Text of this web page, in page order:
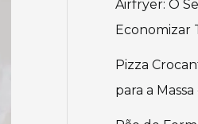
Airfryer: O
Economizar
Pizza
para a